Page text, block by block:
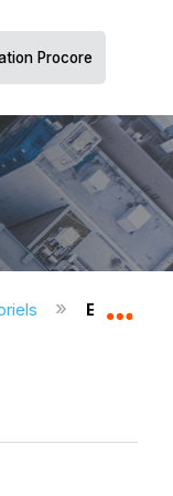
Procore
Exporter